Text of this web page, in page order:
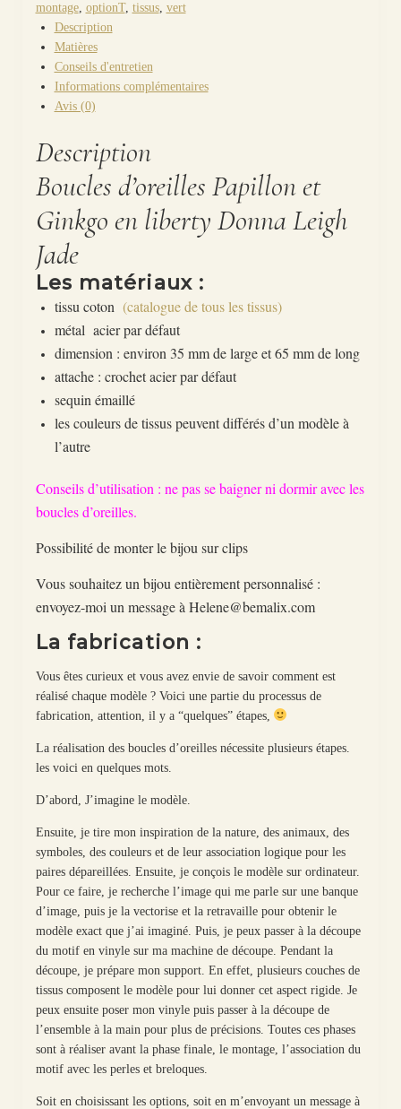
montage, optionT, tissus, vert
Description
Matières
Conseils d'entretien
Informations complémentaires
Avis (0)
Description
Boucles d’oreilles Papillon et
Ginkgo en liberty Donna Leigh
Jade
Les matériaux :
tissu coton (catalogue de tous les tissus)
métal acier par défaut
dimension : environ 35 mm de large et 65 mm de long
attache : crochet acier par défaut
sequin émaillé
les couleurs de tissus peuvent différés d’un modèle à
l’autre
Conseils d’utilisation : ne pas se baigner ni dormir avec les
boucles d’oreilles.
Possibilité de monter le bijou sur clips
Vous souhaitez un bijou entièrement personnalisé :
envoyez-moi un message à Helene@bemalix.com
La fabrication :
Vous êtes curieux et vous avez envie de savoir comment est
réalisé chaque modèle ? Voici une partie du processus de
fabrication, attention, il y a “quelques” étapes,
La réalisation des boucles d’oreilles nécessite plusieurs étapes.
les voici en quelques mots.
D’abord, J’imagine le modèle.
Ensuite, je tire mon inspiration de la nature, des animaux, des
symboles, des couleurs et de leur association logique pour les
paires dépareillées. Ensuite, je conçois le modèle sur ordinateur.
Pour ce faire, je recherche l’image qui me parle sur une banque
d’image, puis je la vectorise et la retravaille pour obtenir le
modèle exact que j’ai imaginé. Puis, je peux passer à la découpe
du motif en vinyle sur ma machine de découpe. Pendant la
découpe, je prépare mon support. En effet, plusieurs couches de
tissus composent le modèle pour lui donner cet aspect rigide. Je
peux ensuite poser mon vinyle puis passer à la découpe de
l’ensemble à la main pour plus de précisions. Toutes ces phases
sont à réaliser avant la phase finale, le montage, l’association du
motif avec les perles et breloques.
Soit en choisissant les options, soit en m’envoyant un message à